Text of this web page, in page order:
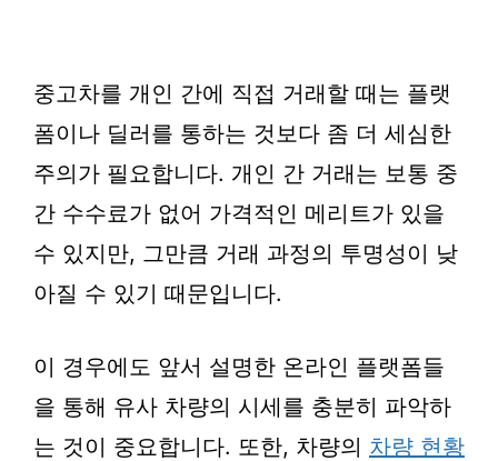
중고차를 개인 간에 직접 거래할 때는 플랫
폼이나 딜러를 통하는 것보다 좀 더 세심한
주의가 필요합니다. 개인 간 거래는 보통 중
간 수수료가 없어 가격적인 메리트가 있을
수 있지만, 그만큼 거래 과정의 투명성이 낮
아질 수 있기 때문입니다.
이 경우에도 앞서 설명한 온라인 플랫폼들
을 통해 유사 차량의 시세를 충분히 파악하
는 것이 중요합니다. 또한, 차량의 차량 현황